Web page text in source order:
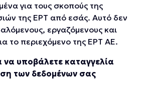
για τους σκοπούς της
της ΕΡΤ από εσάς. Αυτό δεν
εργαζόμενους και
το περιεχόμενο της ΕΡΤ ΑΕ.
να υποβάλετε καταγγελία
των δεδομένων σας